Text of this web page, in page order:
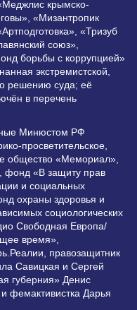
крымско-
«Мизантропик
«Тризуб
союз»,
борьбы с коррупцией»
экстремистской,
решению суда; её
в перечень
Минюстом РФ
просветительское,
общество «Мемориал»,
фонд «В защиту прав
и социальных
охраны здоровья и
социологических
Свободная Европа/
время»,
правозащитник
Савицкая и Сергей
губерния» Денис
фемактивистка Дарья